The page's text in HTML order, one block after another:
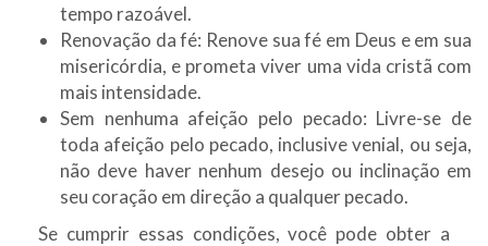
tempo razoável.
Renovação da fé: Renove sua fé em Deus e em sua
misericórdia, e prometa viver uma vida cristã com
mais intensidade.
Sem nenhuma afeição pelo pecado: Livre-se de
toda afeição pelo pecado, inclusive venial, ou seja,
não deve haver nenhum desejo ou inclinação em
seu coração em direção a qualquer pecado.
Se cumprir essas condições, você pode obter a